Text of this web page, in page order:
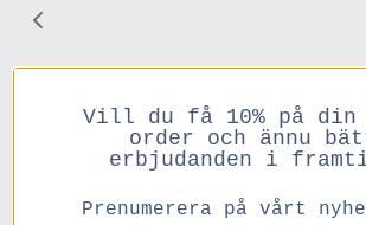
Du kanske också
Vill du få 10% på
order och ännu
erbjudanden i
Prenumerera på vårt